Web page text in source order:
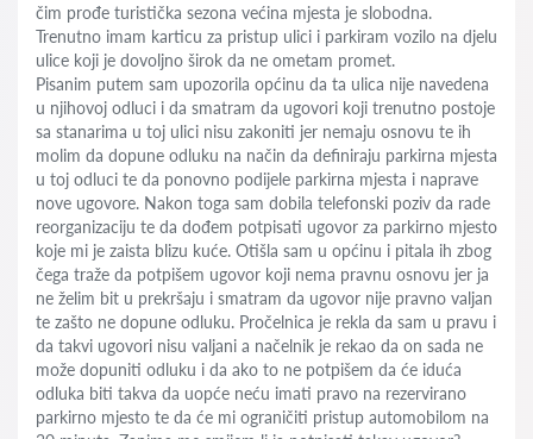
čim prođe turistička sezona većina mjesta je slobodna.
Trenutno imam karticu za pristup ulici i parkiram vozilo na djelu
ulice koji je dovoljno širok da ne ometam promet.
Pisanim putem sam upozorila općinu da ta ulica nije navedena
u njihovoj odluci i da smatram da ugovori koji trenutno postoje
sa stanarima u toj ulici nisu zakoniti jer nemaju osnovu te ih
molim da dopune odluku na način da definiraju parkirna mjesta
u toj odluci te da ponovno podijele parkirna mjesta i naprave
nove ugovore. Nakon toga sam dobila telefonski poziv da rade
reorganizaciju te da dođem potpisati ugovor za parkirno mjesto
koje mi je zaista blizu kuće. Otišla sam u općinu i pitala ih zbog
čega traže da potpišem ugovor koji nema pravnu osnovu jer ja
ne želim bit u prekršaju i smatram da ugovor nije pravno valjan
te zašto ne dopune odluku. Pročelnica je rekla da sam u pravu i
da takvi ugovori nisu valjani a načelnik je rekao da on sada ne
može dopuniti odluku i da ako to ne potpišem da će iduća
odluka biti takva da uopće neću imati pravo na rezervirano
parkirno mjesto te da će mi ograničiti pristup automobilom na